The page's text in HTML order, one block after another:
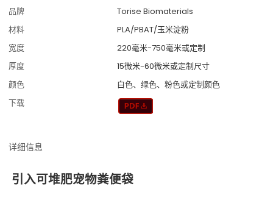
品牌
Torise Biomaterials
材料
PLA/PBAT/玉米淀粉
宽度
220毫米-750毫米或定制
厚度
15微米-60微米或定制尺寸
颜色
白色、绿色、粉色或定制颜色
下载
详细信息
引入可堆肥宠物粪便袋